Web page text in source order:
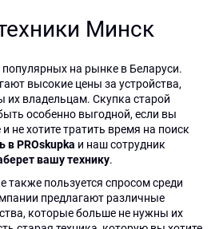
Минск
на рынке в Беларуси.
высокие цены за устройства,
владельцам. Скупка старой
особенно выгодной, если вы
не хотите тратить время на поиск
в PROskupka и наш сотрудник
вашу технику.
также пользуется спросом среди
предлагают различные
которые больше не нужны их